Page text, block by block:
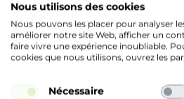
ALARME
Nous utilisons des cookies
Nous pouvons les placer pour analyser
améliorer notre site Web, afficher un
faire vivre une expérience inoubliable.
cookies que nous utilisons, ouvrez les
Nécessaire